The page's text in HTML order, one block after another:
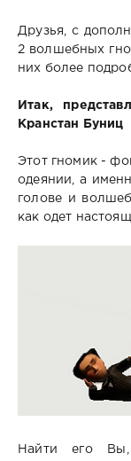
Друзья, с
2 волшебных
них более
Итак,
Кранстан Буниц
Этот гномик -
одеянии, а
голове и
как одет
Найти его